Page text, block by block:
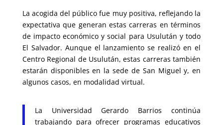
La acogida del público fue muy positiva, reflejando la
expectativa que generan estas carreras en términos
de impacto económico y social para Usulután y todo
El Salvador. Aunque el lanzamiento se realizó en el
Centro Regional de Usulután, estas carreras también
estarán disponibles en la sede de San Miguel y, en
algunos casos, en modalidad virtual.
La Universidad Gerardo Barrios continúa
trabajando para ofrecer programas educativos